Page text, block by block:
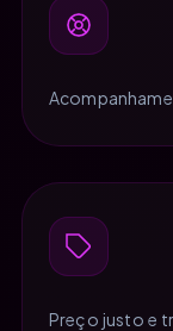
Preço justo e